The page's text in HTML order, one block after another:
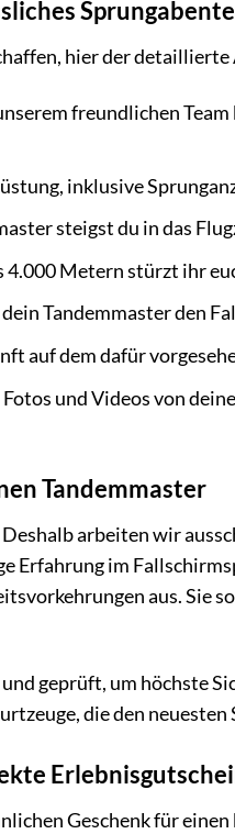
hier der
freundlichen
inklusive
steigst du in das
4.000 Metern stürzt ihr
Tandemmaster den
auf dem dafür
und Videos von
Tandemmaster
arbeiten wir
Erfahrung im
aus. Sie
geprüft, um höchste
die den
Geschenk für